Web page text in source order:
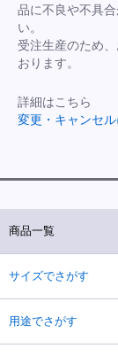
品に不良や不具
い。
受注生産のため
おります。
詳細はこちら
変更・キャンセ
商品一覧
サイズでさがす
用途でさがす